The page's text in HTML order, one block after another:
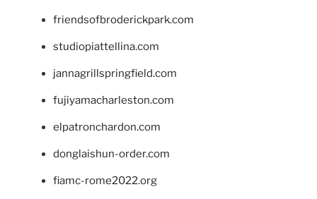
friendsofbroderickpark.com
studiopiattellina.com
jannagrillspringfield.com
fujiyamacharleston.com
elpatronchardon.com
donglaishun-order.com
fiamc-rome2022.org